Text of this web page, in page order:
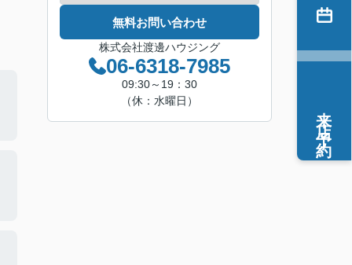
無料お問い合わせ
株式会社渡邊ハウジング
06-6318-7985
09:30～19：30
（休：水曜日）
来店予約